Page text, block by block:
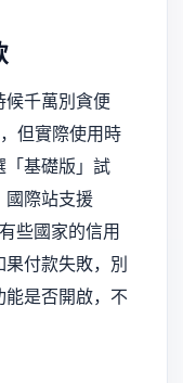
候千萬別貪便
但實際使用時
「基礎版」試
國際站支援
些國家的信用
付款失敗，別
能是否開啟，不